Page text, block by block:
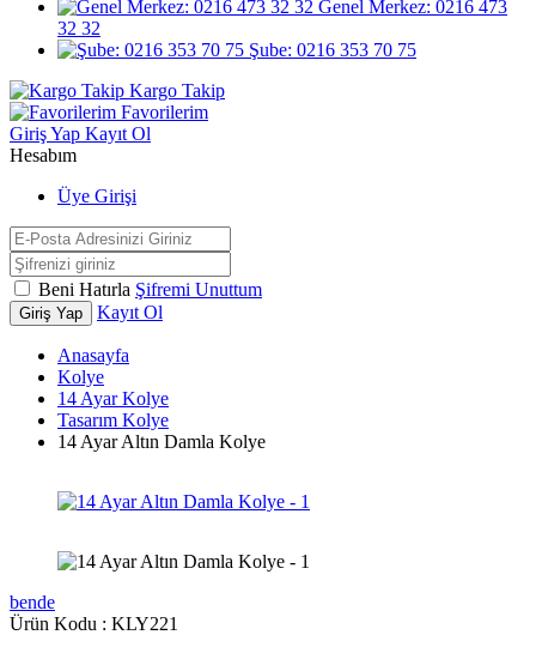
Genel Merkez: 0216 473
32 32
Şube: 0216 353 70 75
Kargo Takip
Favorilerim
Giriş Yap Kayıt Ol
Hesabım
Üye Girişi
Beni Hatırla Şifremi Unuttum
Giriş Yap Kayıt Ol
Anasayfa
Kolye
14 Ayar Kolye
Tasarım Kolye
14 Ayar Altın Damla Kolye
bende
Ürün Kodu : KLY221